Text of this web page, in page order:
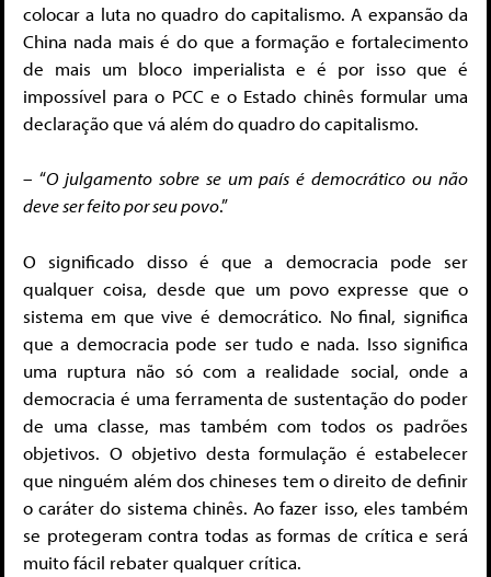
colocar a luta no quadro do capitalismo. A expansão da
China nada mais é do que a formação e fortalecimento
de mais um bloco imperialista e é por isso que é
impossível para o PCC e o Estado chinês formular uma
declaração que vá além do quadro do capitalismo.
– “O julgamento sobre se um país é democrático ou não
deve ser feito por seu povo.”
O significado disso é que a democracia pode ser
qualquer coisa, desde que um povo expresse que o
sistema em que vive é democrático. No final, significa
que a democracia pode ser tudo e nada. Isso significa
uma ruptura não só com a realidade social, onde a
democracia é uma ferramenta de sustentação do poder
de uma classe, mas também com todos os padrões
objetivos. O objetivo desta formulação é estabelecer
que ninguém além dos chineses tem o direito de definir
o caráter do sistema chinês. Ao fazer isso, eles também
se protegeram contra todas as formas de crítica e será
muito fácil rebater qualquer crítica.